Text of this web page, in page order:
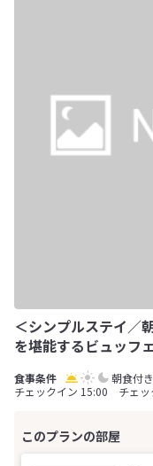
＜シンプルステイ／
を堪能するビュッフ
朝食付き
チェックイン 15:00 チェッ